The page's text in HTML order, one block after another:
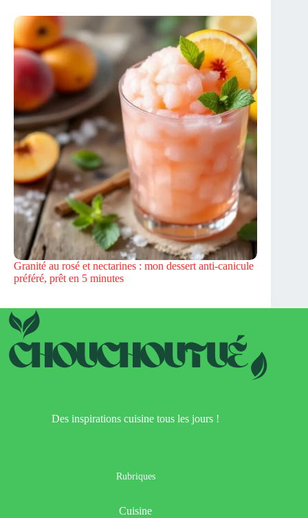
Granité au rosé et nectarines : mon dessert anti-canicule
préféré, prêt en 5 minutes
Des inspirations cuisine tous les jours !
Rubriques
Cuisine